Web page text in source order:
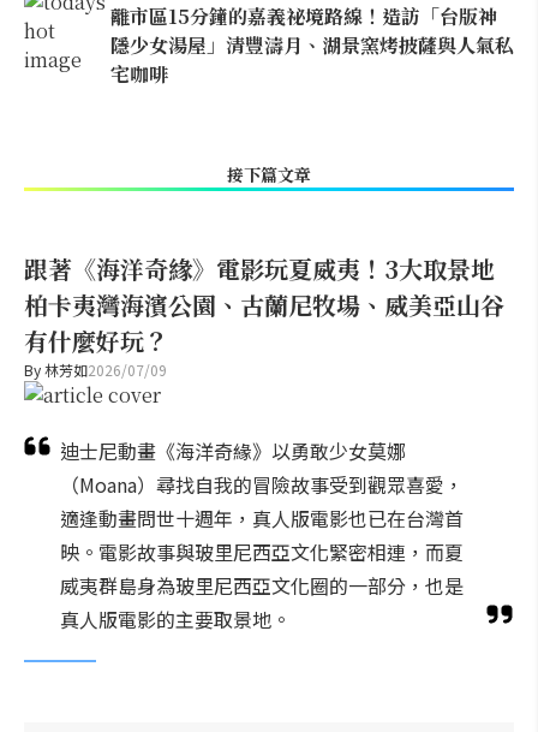
離市區15分鐘的嘉義祕境路線！造訪「台版神
隱少女湯屋」清豐濤月、湖景窯烤披薩與人氣私
宅咖啡
接下篇文章
跟著《海洋奇緣》電影玩夏威夷！3大取景地
柏卡夷灣海濱公園、古蘭尼牧場、威美亞山谷
有什麼好玩？
By林芳如2026/07/09
迪士尼動畫《海洋奇緣》以勇敢少女莫娜
（Moana）尋找自我的冒險故事受到觀眾喜愛，
適逢動畫問世十週年，真人版電影也已在台灣首
映。電影故事與玻里尼西亞文化緊密相連，而夏
威夷群島身為玻里尼西亞文化圈的一部分，也是
真人版電影的主要取景地。